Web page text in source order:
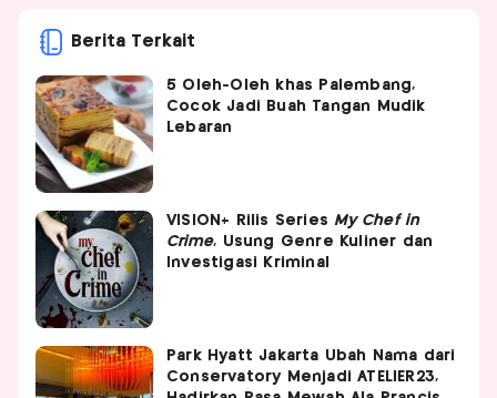
Berita Terkait
5 Oleh-Oleh khas Palembang,
Cocok Jadi Buah Tangan Mudik
Lebaran
VISION+ Rilis Series My Chef in
Crime, Usung Genre Kuliner dan
Investigasi Kriminal
Park Hyatt Jakarta Ubah Nama dari
Conservatory Menjadi ATELIER23,